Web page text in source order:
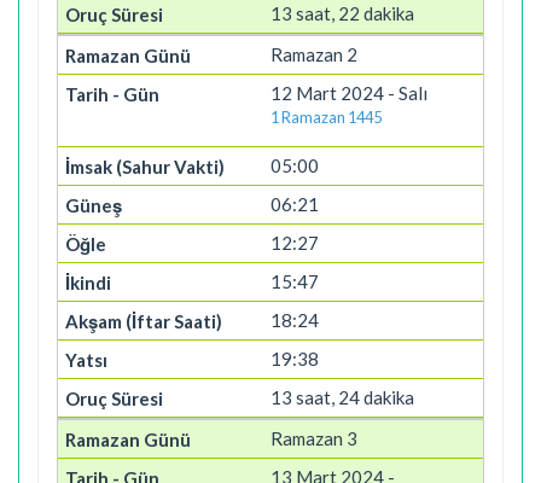
13 saat, 22 dakika
Ramazan 2
12 Mart 2024 - Salı
1 Ramazan 1445
05:00
06:21
12:27
15:47
18:24
19:38
13 saat, 24 dakika
Ramazan 3
13 Mart 2024 -